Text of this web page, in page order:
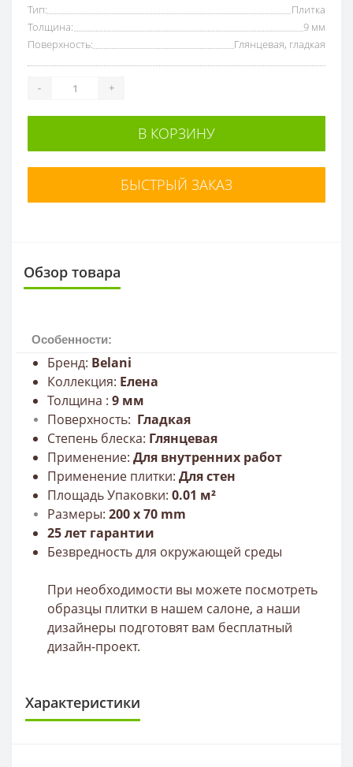
Тип:
Плитка
Толщина:
9 мм
Поверхность:
Глянцевая, гладкая
- +
В КОРЗИНУ
БЫСТРЫЙ ЗАКАЗ
Обзор товара
Особенности:
Бренд: Belani
Коллекция: Елена
Толщина : 9 мм
Поверхность: Гладкая
Степень блеска: Глянцевая
Применение: Для внутренних работ
Применение плитки: Для стен
Площадь Упаковки: 0.01 м²
Размеры: 200х 70 mm
25 лет гарантии
Безвредность для окружающей среды
При необходимости вы можете посмотреть
образцы плитки в нашем салоне, а наши
дизайнеры подготовят вам бесплатный
дизайн-проект.
Характеристики